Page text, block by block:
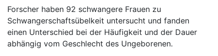
Ratgeber
Rubriken
Forscher haben 92 schwangere Frauen zu
Schwangerschaftsübelkeit untersucht und fanden
einen Unterschied bei der Häufigkeit und der Dauer
abhängig vom Geschlecht des Ungeborenen.